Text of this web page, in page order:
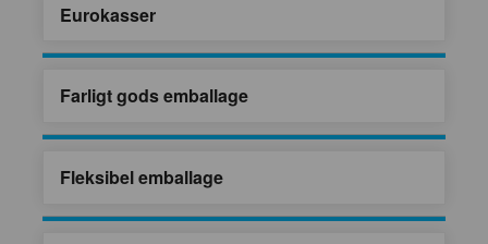
Eurokasser
Farligt gods emballage
Fleksibel emballage